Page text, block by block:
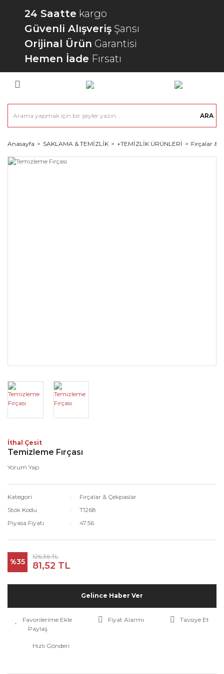
24 Saatte kargo
Güvenli Alışveriş Şansı
Orijinal Ürün Garantisi
Hemen İade Fırsatı
ARA
Anasayfa SAKLAMA & TEMİZLİK +TEMİZLİK ÜRÜNLERİ Fırçalar &
İthal Çesit
Temizleme Fırçası
Yorum Yap
Kategori
Fırçalar & Çekpaslar
Stok Kodu
T1268
Piyasa Fiyatı
47.56
%35
126,36 TL
81,52 TL
Gelince Haber Ver
Fiyat Alarmı
Tavsiye Et
Paylaş
Hızlı Gönderi